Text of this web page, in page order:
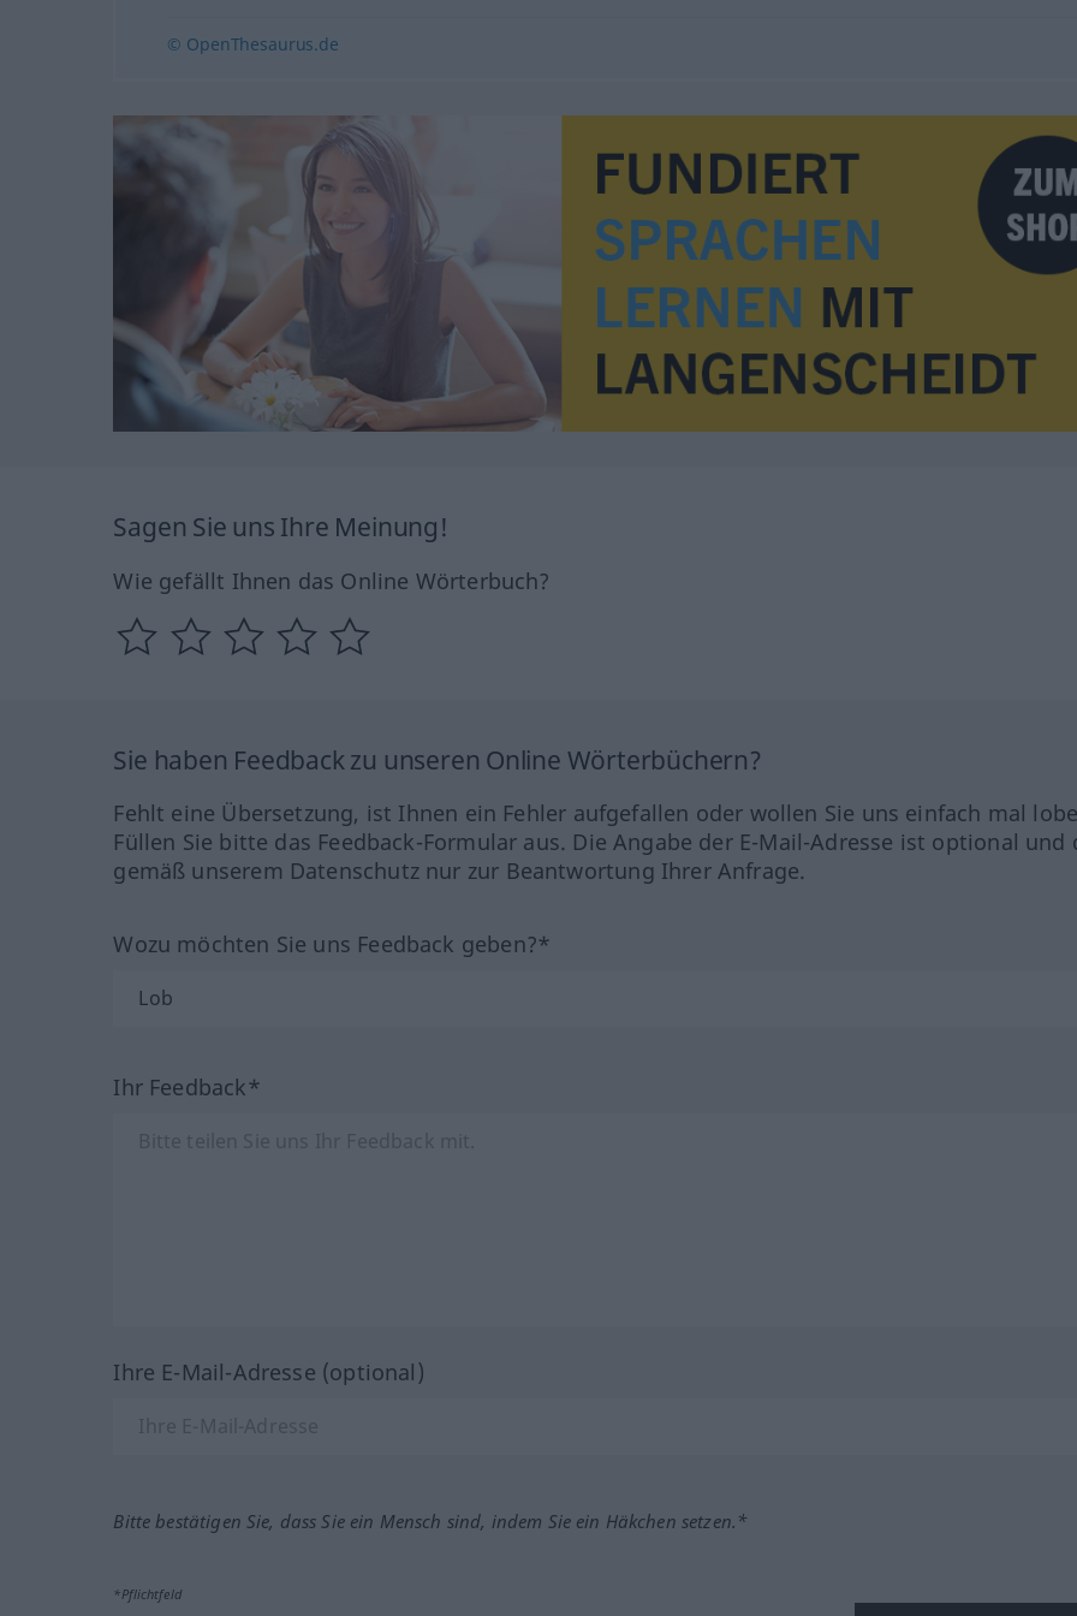
© OpenThesaurus.de
Sagen Sie uns Ihre Meinung!
Wie gefällt Ihnen das Online Wörterbuch?
Sie haben Feedback zu unseren Online Wörterbüchern?
Fehlt eine Übersetzung, ist Ihnen ein Fehler aufgefallen oder wollen Sie uns einfach mal
Füllen Sie bitte das Feedback-Formular aus. Die Angabe der E-Mail-Adresse ist optional und
gemäß unserem Datenschutz nur zur Beantwortung Ihrer Anfrage.
Wozu möchten Sie uns Feedback geben?*
Ihr Feedback*
Ihre E-Mail-Adresse (optional)
Bitte bestätigen Sie, dass Sie ein Mensch sind, indem Sie ein Häkchen setzen.*
*Pflichtfeld